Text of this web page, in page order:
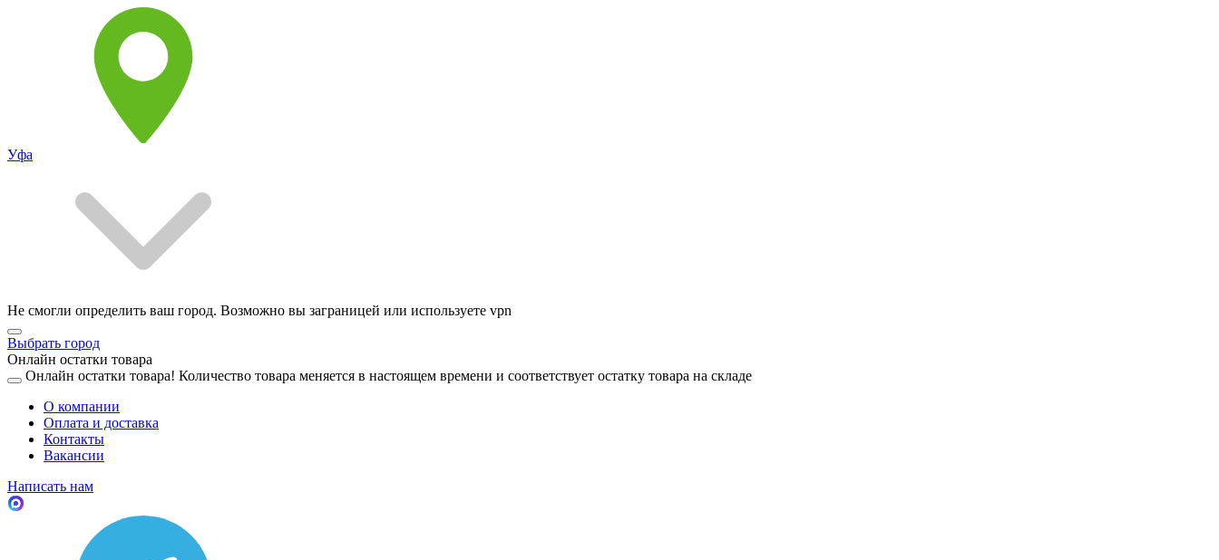
Уфа
Не смогли определить ваш город. Возможно вы заграницей или используете vpn
Выбрать город
Онлайн остатки товара
Онлайн остатки товара! Количество товара меняется в настоящем времени и соответствует остатку товара на складе
О компании
Оплата и доставка
Контакты
Вакансии
Написать нам